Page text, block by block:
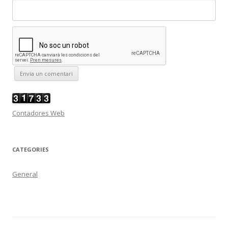
Contadores Web
CATEGORIES
General